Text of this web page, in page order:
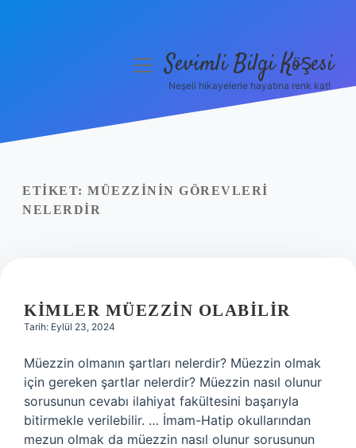
Yasal Uyarı
menüyüSevimli Bilgi Köşesi
Neşeli hikayelerle hayatına renk kat!
ETIKET: MÜEZZININ GÖREVLERI
NELERDIR
KIMLER MÜEZZIN OLABILIR
Tarih: Eylül 23, 2024
Müezzin olmanın şartları nelerdir? Müezzin olmak
için gereken şartlar nelerdir? Müezzin nasıl olunur
sorusunun cevabı ilahiyat fakültesini başarıyla
bitirmekle verilebilir. … İmam-Hatip okullarından
mezun olmak da müezzin nasıl olunur sorusunun